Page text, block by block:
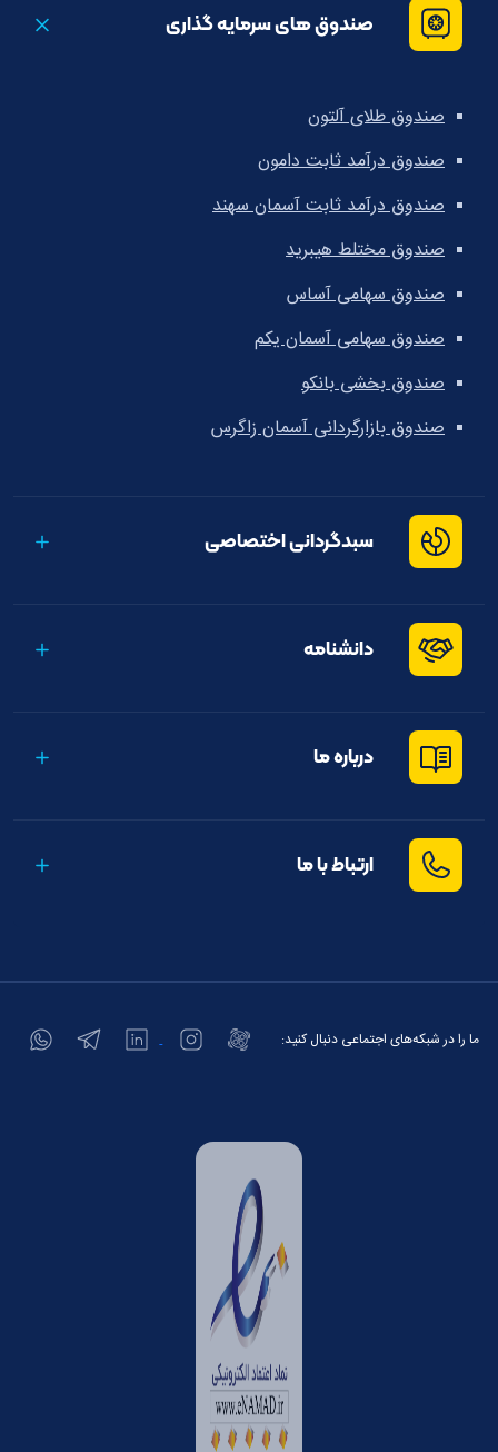
صندوق های سرمایه گذاری
صندوق طلای آلتون
صندوق درآمد ثابت دامون
صندوق درآمد ثابت آسمان سهند
صندوق مختلط هیبرید
صندوق سهامی آساس
صندوق سهامی آسمان یکم
صندوق بخشی بانکو
صندوق بازارگردانی آسمان زاگرس
سبدگردانی اختصاصی
دانشنامه
درباره ما
ارتباط با ما
ما را در شبکه‌های اجتماعی دنبال کنید: